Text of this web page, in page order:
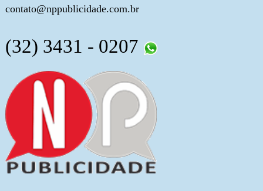
contato@nppublicidade.com.br
(32) 3431 - 0207